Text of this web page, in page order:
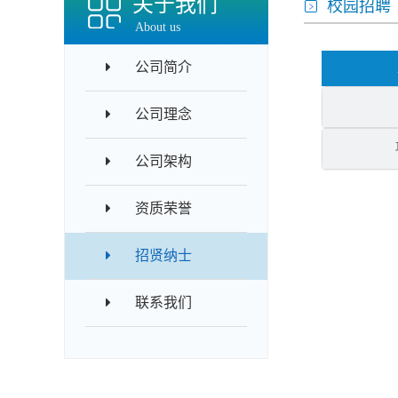
About us
公司简介
公司理念
公司架构
资质荣誉
招贤纳士
联系我们
校园招聘